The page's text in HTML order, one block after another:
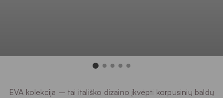
EVA kolekcija – tai itališko dizaino įkvėpti korpusinių baldų